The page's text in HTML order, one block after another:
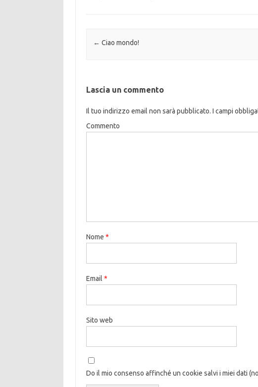
Navigazione articolo
← Ciao mondo!
Lascia un commento
Il tuo indirizzo email non sarà pubblicato. I campi
Commento
Nome *
Email *
Sito web
Do il mio consenso affinché un cookie salvi i miei dati